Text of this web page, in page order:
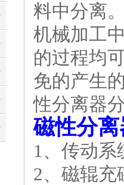
料中分离
机械加工
的过程均
免的产生
性分离器
磁性分
1、传动系
2、磁辊充